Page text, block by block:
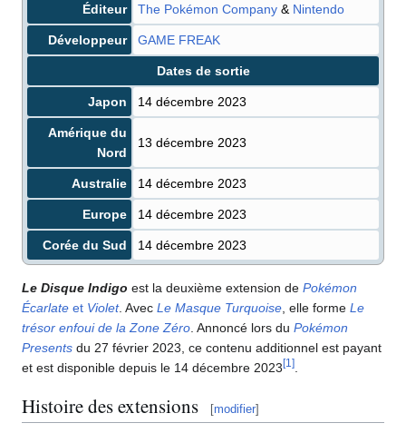
Éditeur The Pokémon Company & Nintendo
Développeur GAME FREAK
Dates de sortie
Japon 14 décembre 2023
Amérique du
Nord
13 décembre 2023
Australie 14 décembre 2023
Europe 14 décembre 2023
Corée du Sud 14 décembre 2023
Le Disque Indigo est la deuxième extension de Pokémon
Écarlate et Violet. Avec Le Masque Turquoise , elle forme Le
trésor enfoui de la Zone Zéro . Annoncé lors du Pokémon
Presents du 27 février 2023, ce contenu additionnel est payant
et est disponible depuis le 14 décembre 2023 [1 ]
Histoire des extensions [modifier]